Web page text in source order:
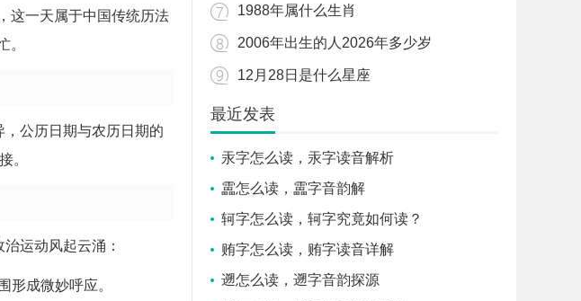
，这一天属于中国传统历法
。
公历日期与农历日期的
。
运动风起云涌：
形成微妙呼应。
1988年属什么生肖
2006年出生的人2026年多少岁
12月28日是什么星座
最近发表
汞字怎么读，汞字读音解析
靁怎么读，靁字音韵解
轲字怎么读，轲字究竟如何读？
贿字怎么读，贿字读音详解
遡怎么读，遡字音韵探源